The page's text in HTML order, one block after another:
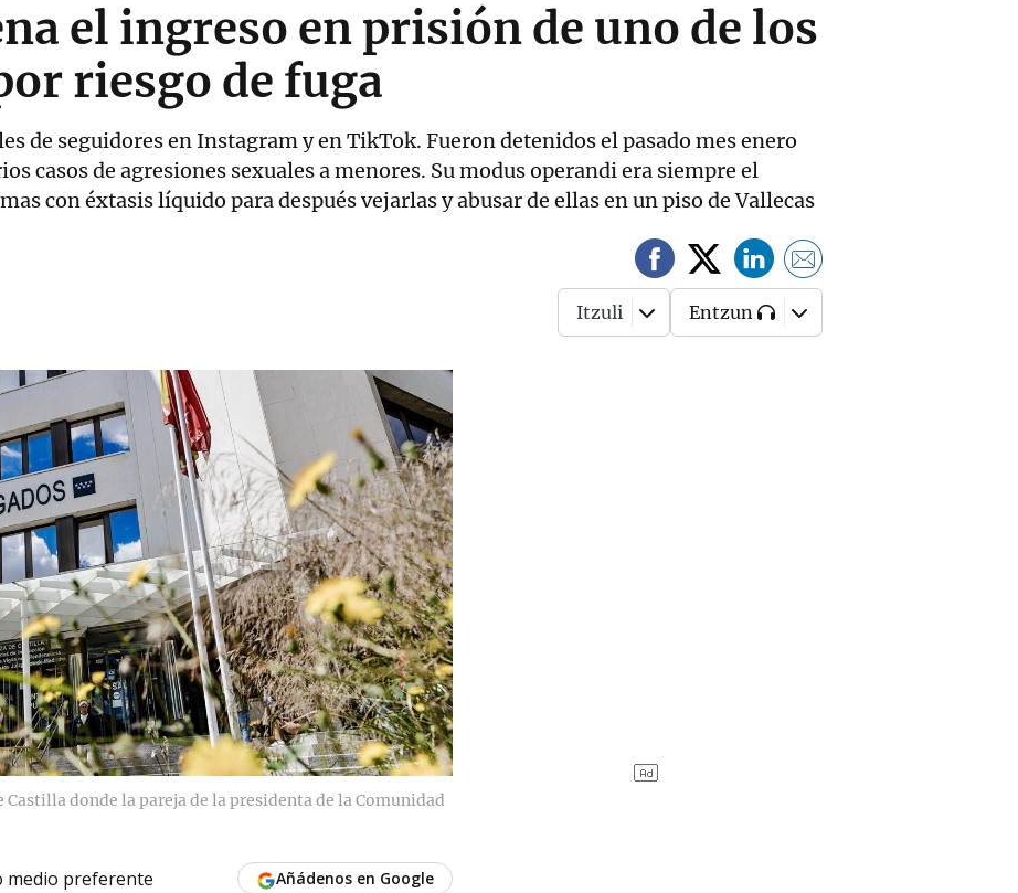
el ingreso en prisión de uno de los
riesgo de fuga
de seguidores en Instagram y en TikTok. Fueron detenidos el pasado mes enero
casos de agresiones sexuales a menores. Su modus operandi era siempre el
con éxtasis líquido para después vejarlas y abusar de ellas en un piso de Vallecas
Itzuli Entzun
Castilla donde la pareja de la presidenta de la Comunidad
medio preferente Añádenos en Google